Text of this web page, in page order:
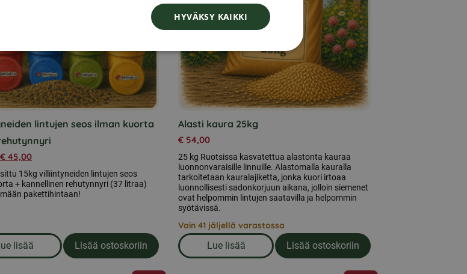
lintujen seos ilman kuorta
€ 45,00
15kg villiintyneiden lintujen seos
+ kannellinen rehutynnyri (37 litraa)
pakettihintaan!
lisää
om produkten Villiintyneiden lintujen seos ilman kuorta 15kg + rehutynnyri
Lisää ostoskoriin
Alasti kaura 25kg
€ 54,00
25 kg Ruotsissa kasvatettua alastonta kauraa
luonnonvaraisille linnuille. Alastomalla kauralla
tarkoitetaan kauralajiketta, jonka kuori irtoaa
luonnollisesti sadonkorjuun aikana, jolloin siemenet
ovat helpommin lintujen saatavilla ja helpommin
syötävissä.
Vain 41 jäljellä varastossa
Lue lisää
om produkten Alasti kaura 25kg
Lisää ostoskoriin
NORWEGIAN
HYVÄKSY KAIKKI